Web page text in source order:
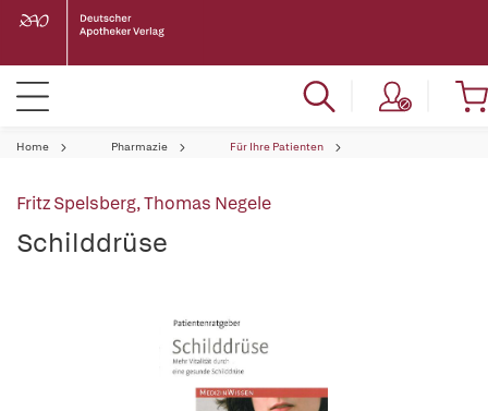
Home Pharmazie Für Ihre Patienten
Fritz Spelsberg,Thomas Negele
Schilddrüse